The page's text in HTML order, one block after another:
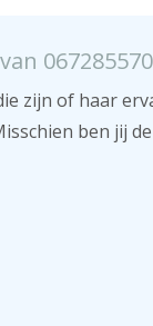
zijn of haar
ben jij